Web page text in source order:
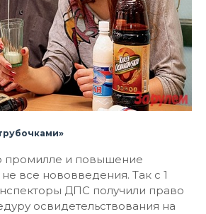
промилле и повышение
все нововведения. Так с 1
ДПС получили право
освидетельствования на